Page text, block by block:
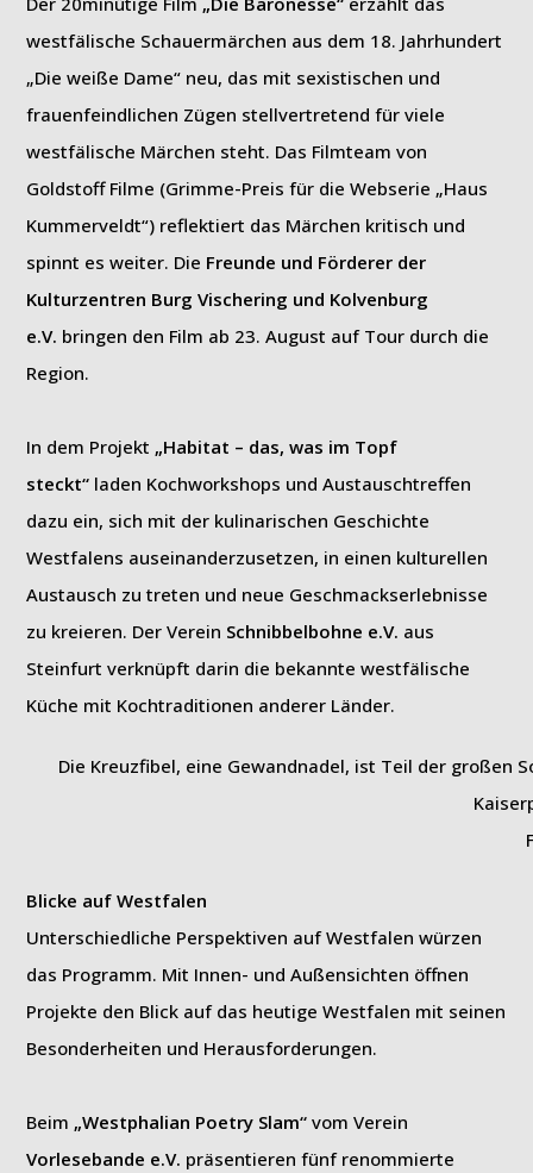
westfälische Schauermärchen aus dem 18. Jahrhundert
„Die weiße Dame“ neu, das mit sexistischen und
frauenfeindlichen Zügen stellvertretend für viele
westfälische Märchen steht. Das Filmteam von
Goldstoff Filme (Grimme-Preis für die Webserie „Haus
Kummerveldt“) reflektiert das Märchen kritisch und
spinnt es weiter. Die Freunde und Förderer der
Kulturzentren Burg Vischering und Kolvenburg
e.V. bringen den Film ab 23. August auf Tour durch die
Region.
In dem Projekt „Habitat – das, was im Topf
steckt“ laden Kochworkshops und Austauschtreffen
dazu ein, sich mit der kulinarischen Geschichte
Westfalens auseinanderzusetzen, in einen kulturellen
Austausch zu treten und neue Geschmackserlebnisse
zu kreieren. Der Verein Schnibbelbohne e.V. aus
Steinfurt verknüpft darin die bekannte westfälische
Küche mit Kochtraditionen anderer Länder.
Die Kreuzfibel, eine Gewandnadel, ist Teil der großen
Blicke auf Westfalen
Unterschiedliche Perspektiven auf Westfalen würzen
das Programm. Mit Innen- und Außensichten öffnen
Projekte den Blick auf das heutige Westfalen mit seinen
Besonderheiten und Herausforderungen.
Beim „Westphalian Poetry Slam“ vom Verein
Vorlesebande e.V. präsentieren fünf renommierte